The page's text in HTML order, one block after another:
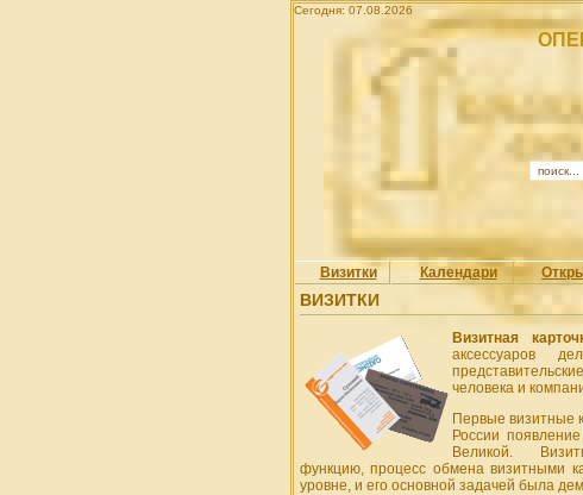
Сегодня: 07.08.2026
Визитки Календари
ВИЗИТКИ
Визитная
аксессуаров
человека и
Первые визитные
России
Великой.
функцию, процесс обмена визитными
уровне, и его основной задачей была